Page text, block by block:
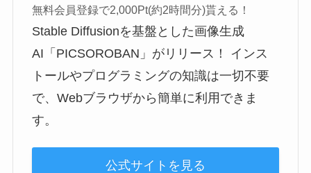
無料会員登録で2,000Pt(約2時間分)貰える！
Stable Diffusionを基盤とした画像生成
AI「PICSOROBAN」がリリース！ インス
トールやプログラミングの知識は一切不要
で、Webブラウザから簡単に利用できま
す。
公式サイトを見る